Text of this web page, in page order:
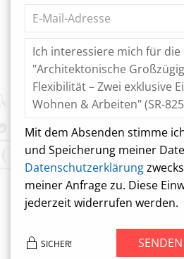
Mit dem Absenden stimme
und Speicherung meiner
Datenschutzerklärung
meiner Anfrage zu. Diese
jederzeit widerrufen werden.
SICHER! SENDEN